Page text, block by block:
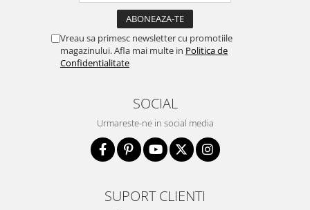
Vreau sa primesc newsletter cu promotiile
magazinului. Afla mai multe in Politica de
Confidentialitate
SOCIAL
Urmareste-ne in social media
SUPORT CLIENTI